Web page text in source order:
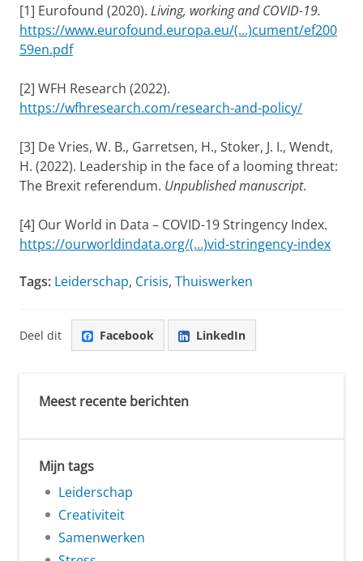
[1] Eurofound (2020). Living, working and COVID-19.
https://www.eurofound.europa.eu/(...)cument/ef200
59en.pdf
[2] WFH Research (2022).
https://wfhresearch.com/research-and-policy/
[3] De Vries, W. B., Garretsen, H., Stoker, J. I., Wendt,
H. (2022). Leadership in the face of a looming threat:
The Brexit referendum. Unpublished manuscript.
[4] Our World in Data – COVID-19 Stringency Index.
https://ourworldindata.org/(...)vid-stringency-index
Tags: Leiderschap, Crisis, Thuiswerken
Deel dit Facebook LinkedIn
Meest recente berichten
Mijn tags
Leiderschap
Creativiteit
Samenwerken